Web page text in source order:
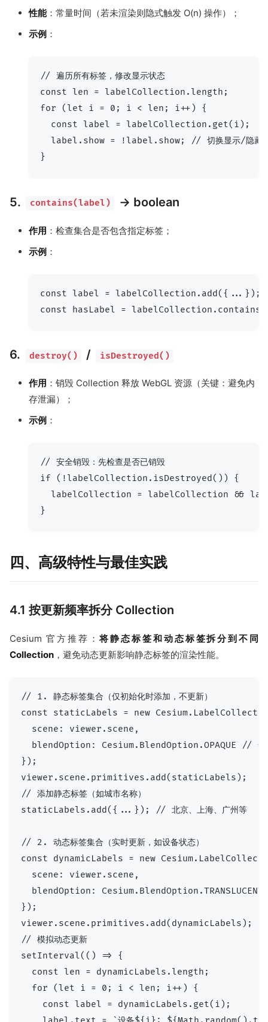
性能：常量时间（若未渲染则隐式触发 O(n) 操作）；
示例 ：
// 遍历所有标签，修改显示状态
const len = labelCollection.length;
for (let i = 0; i < len; i++) {
  const label = labelCollection.get(i);
  label.show = !label.show; // 切换显示/隐藏
5. contains(label) → boolean
作用 ：检查集合是否包含指定标签；
示例 ：
const label = labelCollection.add({...});
6. destroy() / isDestroyed()
作用 ：销毁 Collection 释放 WebGL 资源（关键：避免内
存泄漏）；
示例 ：
// 安全销毁：先检查是否已销毁
if (!labelCollection.isDestroyed()) {
labelCollection = labelCollection &&
四、高级特性与最佳实践
4.1 按更新频率拆分 Collection
Cesium 官方推荐：将静态标签和动态标签拆分到不同
Collection ，避免动态更新影响静态标签的渲染性能。
// 1. 静态标签集合（仅初始化时添加，不更新）
const staticLabels = new
  scene: viewer.scene,
blendOption: Cesium.BlendOption.OPAQUE // 全不
});
viewer.scene.primitives.add(staticLabels);
// 添加静态标签（如城市名称）
staticLabels.add({...}); // 北京、上海、广州等
// 2. 动态标签集合（实时更新，如设备状态）
const dynamicLabels = new
  scene: viewer.scene,
blendOption: Cesium.BlendOption.TRANSLUCENT
});
viewer.scene.primitives.add(dynamicLabels);
// 模拟动态更新
setInterval(() => {
  const len = dynamicLabels.length;
  for (let i = 0; i < len; i++) {
    const label = dynamicLabels.get(i);